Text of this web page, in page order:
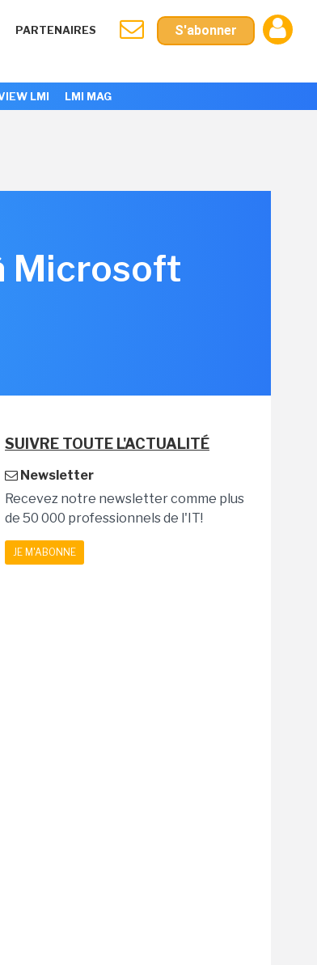
PARTENAIRES S'abonner
LMI LMI MAG
Microsoft
SUIVRE TOUTE L'ACTUALITÉ
Newsletter
Recevez notre newsletter comme plus
de 50 000 professionnels de l'IT!
JE M'ABONNE